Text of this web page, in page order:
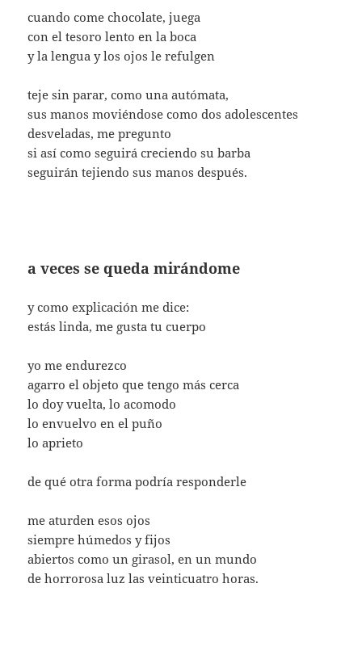
cuando come chocolate, juega
con el tesoro lento en la boca
y la lengua y los ojos le refulgen
teje sin parar, como una autómata,
sus manos moviéndose como dos adolescentes
desveladas, me pregunto
si así como seguirá creciendo su barba
seguirán tejiendo sus manos después.
a veces se queda mirándome
y como explicación me dice:
estás linda, me gusta tu cuerpo
yo me endurezco
agarro el objeto que tengo más cerca
lo doy vuelta, lo acomodo
lo envuelvo en el puño
lo aprieto
de qué otra forma podría responderle
me aturden esos ojos
siempre húmedos y fijos
abiertos como un girasol, en un mundo
de horrorosa luz las veinticuatro horas.